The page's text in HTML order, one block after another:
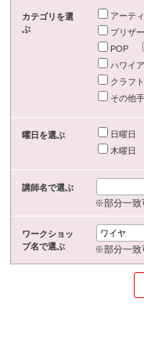
カテゴリを選
ぶ
アーテ
プリザ
POP
ハワイ
クラフト
その他
曜日を選ぶ 日曜日
木曜日
講師名で選ぶ
※部分一致
ワークショッ
プ名で選ぶ
※部分一致